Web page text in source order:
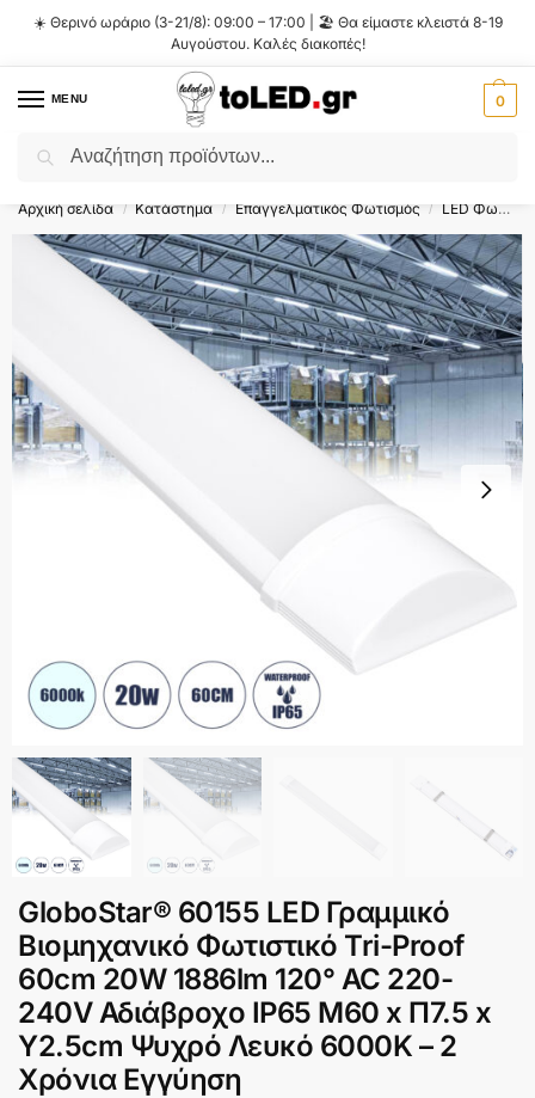
☀️ Θερινό ωράριο (3-21/8): 09:00 – 17:00 | 🏖️ Θα είμαστε κλειστά 8-19
Αυγούστου. Καλές διακοπές!
MENU 0
Flash Sale ⚡ 10% Έκπτωση με τον κωδικό
Αρχική σελίδα / Κατάστημα / Επαγγελματικός Φωτισμός / LED Φωτιστικά Αδιάβροχα Τύπου Φθορίου
GloboStar® 60155 LED Γραμμικό
Βιομηχανικό Φωτιστικό Tri-Proof
60cm 20W 1886lm 120° AC 220-
240V Αδιάβροχο IP65 Μ60 x Π7.5 x
Υ2.5cm Ψυχρό Λευκό 6000K – 2
Χρόνια Εγγύηση